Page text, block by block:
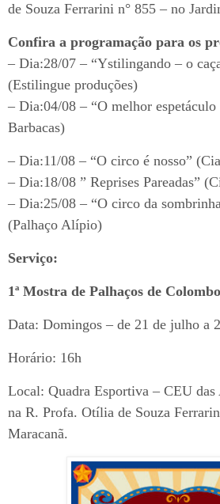
de Souza Ferrarini n° 855 – no
Confira a programação para os
– Dia:28/07 – “Ystilingando – o
(Estilingue produções)
– Dia:04/08 – “O melhor
Barbacas)
– Dia:11/08 – “O circo é nosso”
– Dia:18/08 ” Reprises Pareadas”
– Dia:25/08 – “O circo da
(Palhaço Alípio)
Serviço:
1ª Mostra de Palhaços de Colombo
Data: Domingos – de 21 de julho a
Horário: 16h
Local: Quadra Esportiva – CEU
na R. Profa. Otília de Souza
Maracanã.